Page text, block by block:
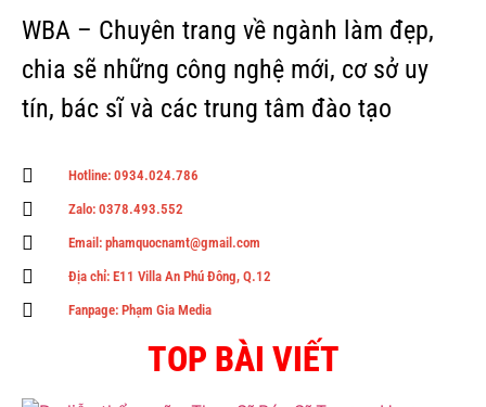
WBA – Chuyên trang về ngành làm đẹp,
chia sẽ những công nghệ mới, cơ sở uy
tín, bác sĩ và các trung tâm đào tạo
Hotline: 0934.024.786
Zalo: 0378.493.552
Email: phamquocnamt@gmail.com
Địa chỉ: E11 Villa An Phú Đông, Q.12
Fanpage: Phạm Gia Media
TOP BÀI VIẾT